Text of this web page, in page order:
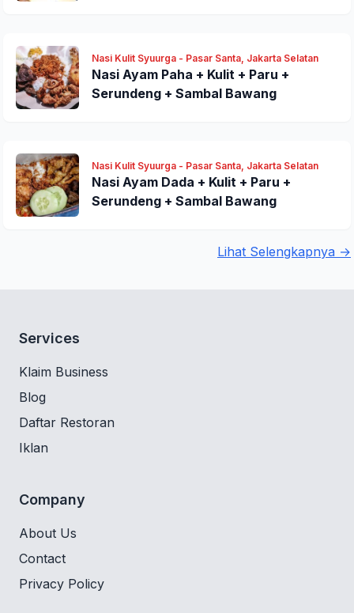
Nasi Kulit Syuurga - Pasar Santa, Jakarta Selatan
Nasi Ayam Paha + Kulit + Paru +
Serundeng + Sambal Bawang
Nasi Kulit Syuurga - Pasar Santa, Jakarta Selatan
Nasi Ayam Dada + Kulit + Paru +
Serundeng + Sambal Bawang
Lihat Selengkapnya →
Services
Klaim Business
Blog
Daftar Restoran
Iklan
Company
About Us
Contact
Privacy Policy